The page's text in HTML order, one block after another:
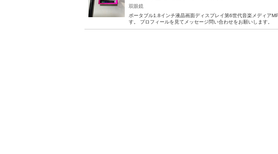
双眼鏡
ポータブル1.8インチ液晶画面ディスプレイ第6世代音楽メディア
す。 プロフィールを見てメッセージ問い合わせをお願いします。